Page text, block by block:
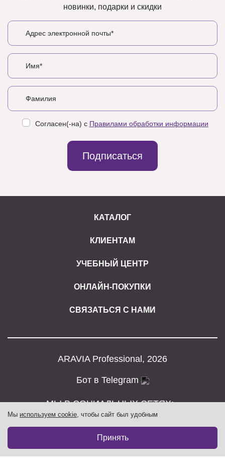
новинки, подарки и скидки
Согласен(-на) с Правилами обработки информации
Подписаться
КАТАЛОГ
КЛИЕНТАМ
УЧЕБНЫЙ ЦЕНТР
ОНЛАЙН-ПОКУПКИ
СВЯЗАТЬСЯ С НАМИ
ARAVIA Professional, 2026
Бот в Telegram
МЫ В СОЦИАЛЬНЫХ СЕТЯХ:
Мы используем cookie, чтобы сайт был удобным
Принять